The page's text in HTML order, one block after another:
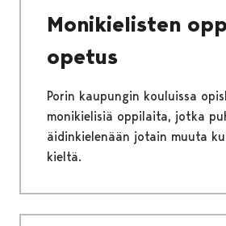
Monikielisten
opetus
Porin kaupungin kouluissa
monikielisiä oppilaita, jotka
äidinkielenään jotain muuta
kieltä.